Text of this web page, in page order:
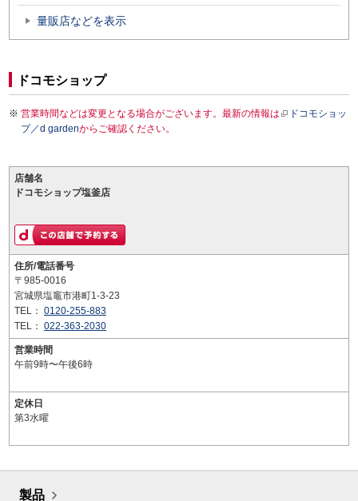
量販店などを表示
ドコモショップ
営業時間などは変更となる場合がございます。最新の情報は
ドコモショッ
プ／d gardenからご確認ください。
店舗名
ドコモショップ塩釜店
住所/電話番号
〒985-0016
宮城県塩竈市港町1-3-23
TEL： 0120-255-883
TEL： 022-363-2030
営業時間
午前9時〜午後6時
定休日
第3水曜
製品